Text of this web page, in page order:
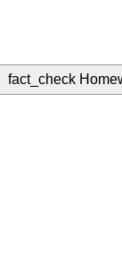
fact_check